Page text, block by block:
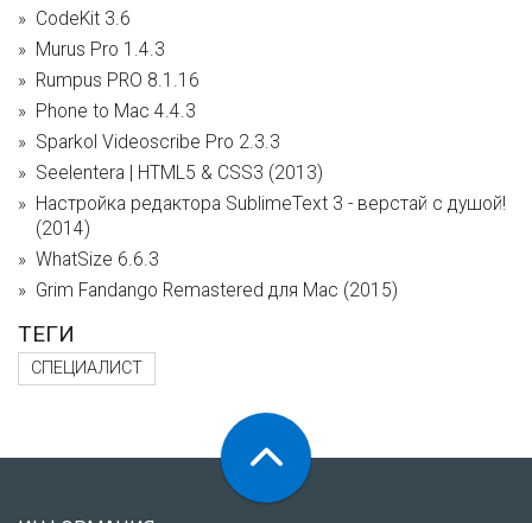
CodeKit 3.6
Murus Pro 1.4.3
Rumpus PRO 8.1.16
Phone to Mac 4.4.3
Sparkol Videoscribe Pro 2.3.3
Seelentera | HTML5 & CSS3 (2013)
Настройка редактора SublimeText 3 - верстай с душой!
(2014)
WhatSize 6.6.3
Grim Fandango Remastered для Mac (2015)
ТЕГИ
СПЕЦИАЛИСТ